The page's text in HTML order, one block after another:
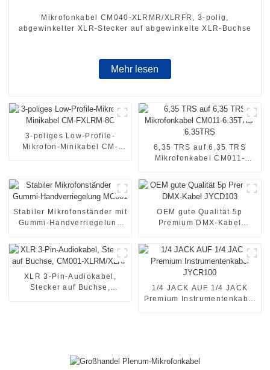
Mikrofonkabel CM040-XLRMR/XLRFR, 3-polig,
abgewinkelter XLR-Stecker auf abgewinkelte XLR-Buchse
Mehr lesen
3-poliges Low-Profile-
Mikrofon-Minikabel CM-
6,35 TRS auf 6,35 TRS
Mikrofonkabel CM011-
Stabiler Mikrofonständer mit
Gummi-Handverriegelung
OEM gute Qualität 5p
Premium DMX-Kabel
XLR 3-Pin-Audiokabel,
Stecker auf Buchse,
1/4 JACK AUF 1/4 JACK
Premium Instrumentenkabel